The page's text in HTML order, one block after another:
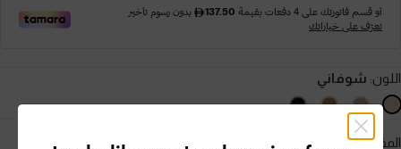
اللون: شوفاني
المقاس:اختر المقاس دليل المقاسات